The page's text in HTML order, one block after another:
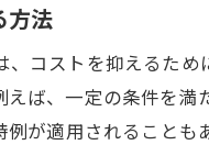
実践
門真
方法
コストを抑えるた
ば、一定の条件を
例が適用されること